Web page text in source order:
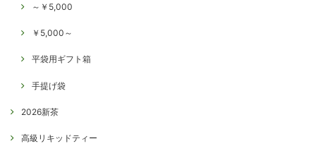
～￥5,000
￥5,000～
平袋用ギフト箱
手提げ袋
2026新茶
高級リキッドティー